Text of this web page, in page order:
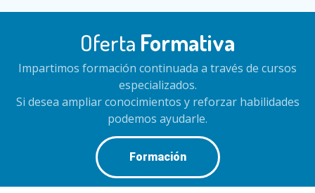
Oferta Formativa
Impartimos formación continuada a través de cursos
especializados.
Si desea ampliar conocimientos y reforzar habilidades
podemos ayudarle.
Formación